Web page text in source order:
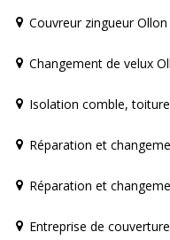
Couvreur zingueur Ollon
Changement de velux
Isolation comble,
Réparation et
Réparation et
Entreprise de